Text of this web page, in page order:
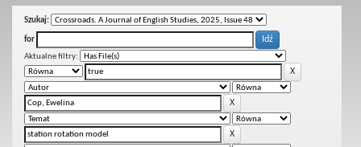
Szukaj:
for
Aktualne filtry: